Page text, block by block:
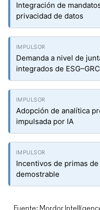
Integración de
privacidad de datos
Demanda a nivel de
integrados de ESG–GRC
Adopción de analítica
impulsada por IA
Incentivos de primas
demostrable
Fuente: Mordor